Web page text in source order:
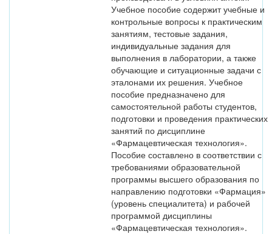
Учебное пособие содержит учебные и
контрольные вопросы к практическим
занятиям, тестовые задания,
индивидуальные задания для
выполнения в лаборатории, а также
обучающие и ситуационные задачи с
эталонами их решения. Учебное
пособие предназначено для
самостоятельной работы студентов,
подготовки и проведения практических
занятий по дисциплине
«Фармацевтическая технология».
Пособие составлено в соответствии с
требованиями образовательной
программы высшего образования по
направлению подготовки «Фармация»
(уровень специалитета) и рабочей
программой дисциплины
«Фармацевтическая технология».